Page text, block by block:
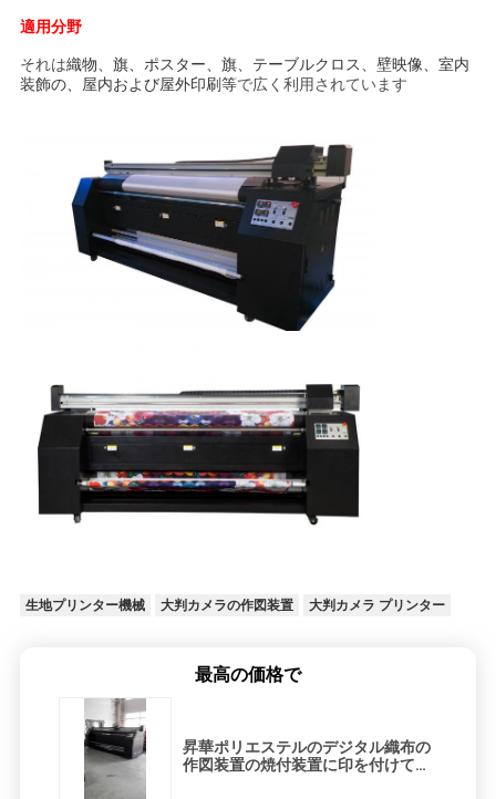
適用分野
それは織物、旗、ポスター、旗、テーブルクロス、壁映像、室内
装飾の、屋内および屋外印刷等で広く利用されています
生地プリンター機械 大判カメラの作図装置 大判カメラ プリンター
最高の価格で
昇華ポリエステルのデジタル織布の
作図装置の焼付装置に印を付けて下